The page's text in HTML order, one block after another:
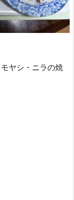
ヤシ・ニラの焼